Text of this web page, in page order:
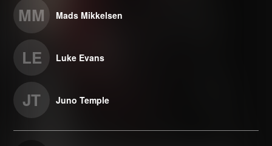
MM Mads Mikkelsen
LE Luke Evans
JT Juno Temple